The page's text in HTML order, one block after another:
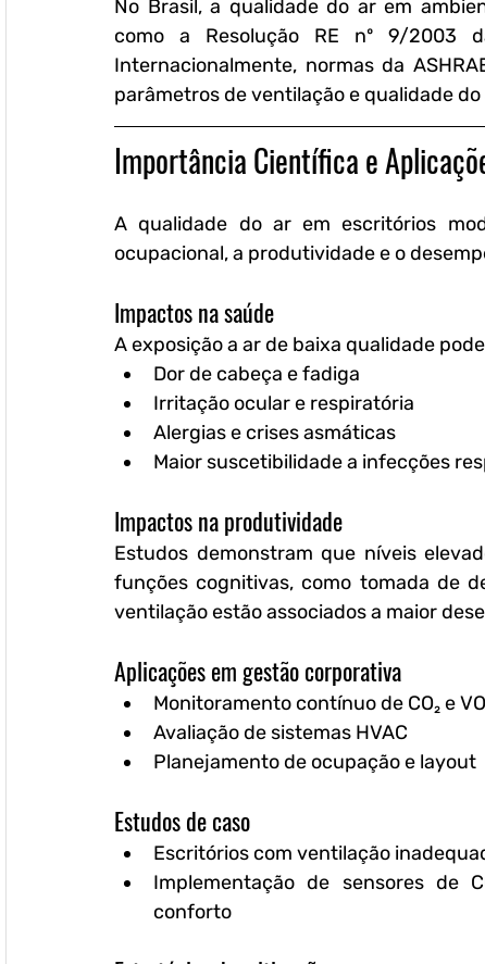
No Brasil, a qualidade do ar em
como a Resolução RE nº 9/2003
Internacionalmente, normas da
parâmetros de ventilação e qualidade do
Importância Científica e
A qualidade do ar em escritórios
ocupacional, a produtividade e o
Impactos na saúde
A exposição a ar de baixa qualidade
Dor de cabeça e fadiga
Irritação ocular e respiratória
Alergias e crises asmáticas
Maior suscetibilidade a infecções
Impactos na produtividade
Estudos demonstram que níveis
funções cognitivas, como tomada de
ventilação estão associados a maior
Aplicações em gestão corporativa
Monitoramento contínuo de CO₂ e
Avaliação de sistemas HVAC
Planejamento de ocupação e layout
Estudos de caso
Escritórios com ventilação
Implementação de sensores de
conforto